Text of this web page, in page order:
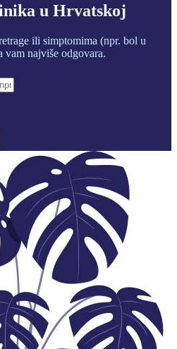
u Hrvatskoj
ili simptomima (npr. bol u
najviše odgovara.